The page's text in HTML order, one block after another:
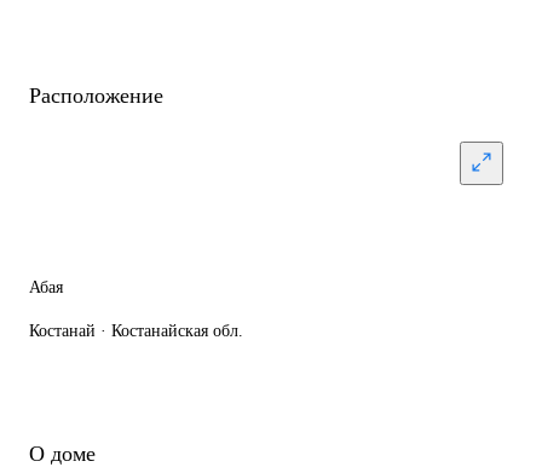
Расположение
Абая
Костанай · Костанайская обл.
О доме